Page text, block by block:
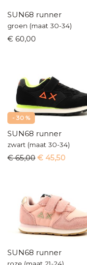
SUN68 runner
groen (maat 30-34)
€ 60,00
- 30 %
SUN68 runner
zwart (maat 30-34)
€ 65,00 € 45,50
SUN68 runner
roze (maat 21-24)